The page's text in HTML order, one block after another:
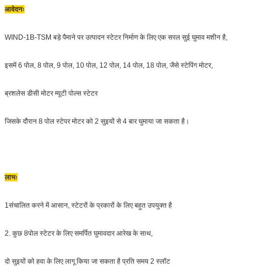
आवेदनः
WIND-1B-TSM बड़े पैमाने पर उत्पादन स्टेटर निर्माण के लिए एक सरल सुई घुमाव मशीन है,
इसमें 6 पोल, 8 पोल, 9 पोल, 10 पोल, 12 पोल, 14 पोल, 18 पोल, जैसे स्टेपिंग मोटर,
ब्रशलेस डीसी मोटर म्यूटी पोल्स स्टेटर
जिसके दौरान 8 पोल स्टेपर मोटर को 2 सुइयों से 4 बार घुमाया जा सकता है।
लाभः
1संचालित करने में आसान, स्टेटरों के प्रकारों के लिए बहुत उपयुक्त है
2. कुछ 8पोल स्टेटर के लिए समर्पित घुमावदार आरेख के साथ,
दो सुइयों को हवा के लिए लागू किया जा सकता है प्रति समय 2 स्लॉट